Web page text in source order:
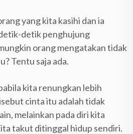
yang kita kasihi dan ia
detik penghujung
orang mengatakan tidak
Tentu saja ada.
kita renungkan lebih
cinta itu adalah tidak
melainkan pada diri kita
takut ditinggal hidup sendiri.